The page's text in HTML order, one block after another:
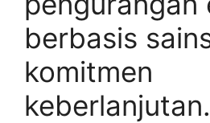
berbasis
komitmen
keberlanjutan.